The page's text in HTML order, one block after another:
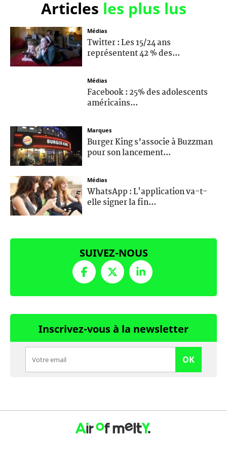
Articles les plus lus
Médias
Twitter : Les 15/24 ans
représentent 42 % des...
Médias
Facebook : 25% des adolescents
américains...
Marques
Burger King s’associe à Buzzman
pour son lancement...
Médias
WhatsApp : L'application va-t-
elle signer la fin...
SUIVEZ-NOUS
Inscrivez-vous à la newsletter
OK